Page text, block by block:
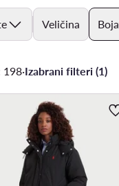
Veličina Boja
198·Izabrani filteri (1)